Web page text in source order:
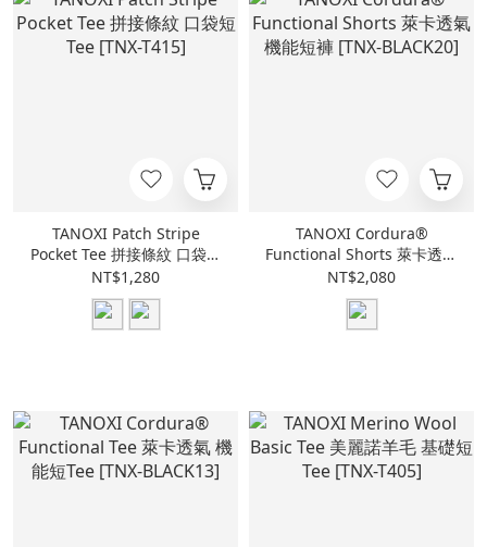
TANOXI Patch Stripe
Pocket Tee 拼接條紋 口袋短
Tee [TNX-T415]
NT$1,280
TANOXI Cordura®
Functional Shorts 萊卡透氣
機能短褲 [TNX-BLACK20]
NT$2,080